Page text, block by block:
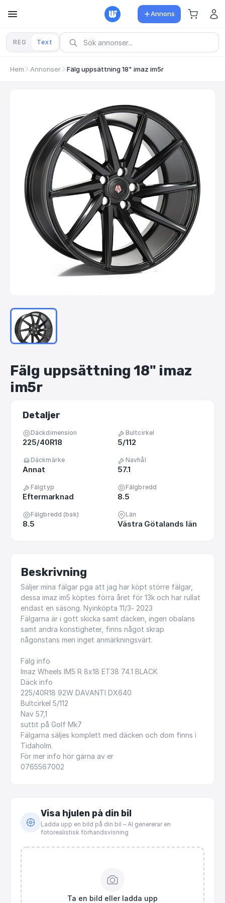
Annons
REG Text
Hem Annonser Fälg uppsättning 18" imaz im5r
Fälg uppsättning 18" imaz
im5r
Detaljer
Däckdimension
225/40R18
Bultcirkel
5/112
Däckmärke
Annat
Navhål
57.1
Fälgtyp
Eftermarknad
Fälgbredd
8.5
Fälgbredd (bak)
8.5
Län
Västra Götalands län
Beskrivning
Säljer mina fälgar pga att jag har köpt större fälgar,
dessa imaz im5 köptes förra året för 13k och har rullat
endast en säsong. Nyinköpta 11​/​3- 2023
Fälgarna är i gott skicka samt däcken, ingen obalans
samt andra konstigheter, finns något skrap
någonstans men inget anmärkningsvärt.
Fälg info
Imaz Wheels IM5 R 8x18 ET38 74.1 BLACK
Däck info
225​/​40R18 92W DAVANTI DX640
Bultcirkel 5​/​112
Nav 57,1
suttit på Golf Mk7
Fälgarna säljes komplett med däcken och dom finns i
Tidaholm.
För mer info hör gärna av er
0765567002
Visa hjulen på din bil
Ladda upp en bild på din bil – AI genererar en
fotorealistisk förhandsvisning
Ta en bild eller ladda upp